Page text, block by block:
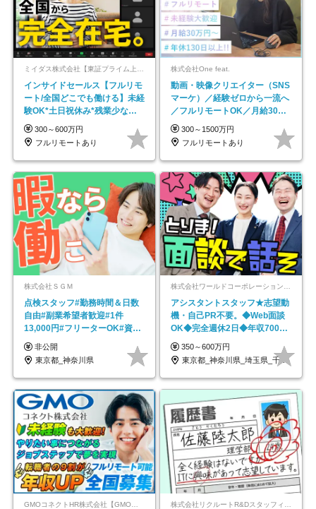
インサイドセールス【フルリモ
ート/全国どこでも働ける】未経
験OK*土日祝休み*残業少なめ*
在宅勤務手当あり
300～600万円
フルリモートあり
株式会社One feat.
動画・映像クリエイター（SNS
マーケ）／経験ゼロから一流へ
／フルリモートOK／月給30万
円～／年休130日以上
300～1500万円
フルリモートあり
株式会社ＳＧＭ
点検スタッフ#勤務時間＆日数
自由#副業希望者歓迎#1件
13,000円#フリーターOK#資格
スキル不要
非公開
東京都_神奈川県
アシスタントスタッフ★志望動
機・自己PR不要。◆Web面談
OK◆完全週休2日◆年収700万
円可/p13
350～600万円
東京都_神奈川県_埼玉県_千葉県_大阪府…
GMOコネクトHR株式会社【GMOインターネットグループ】